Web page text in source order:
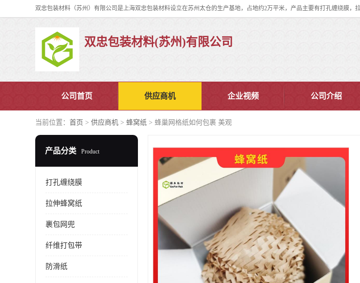
双忠包装材料(苏州)有限公司
公司首页 供应商机 企业视频 公司介绍
当前位置： 首页 > 供应商机 > 蜂窝纸 > 蜂巢网格纸如何包裹 美观
产品分类 Product
打孔缠绕膜
拉伸蜂窝纸
裹包网兜
纤维打包带
防滑纸